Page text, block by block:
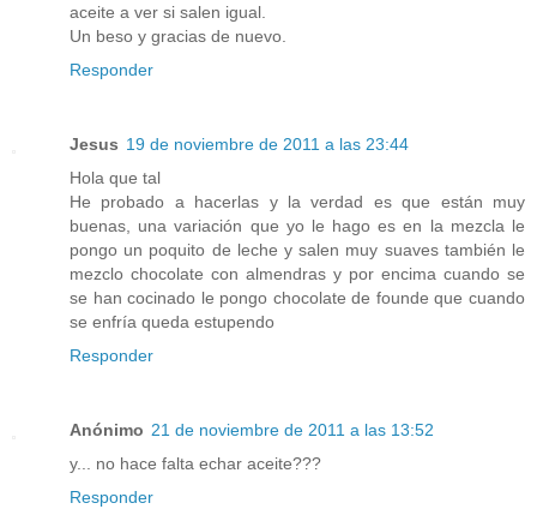
aceite a ver si salen igual.
Un beso y gracias de nuevo.
Responder
Jesus 19 de noviembre de 2011 a las 23:44
Hola que tal
He probado a hacerlas y la verdad es que están muy
buenas, una variación que yo le hago es en la mezcla le
pongo un poquito de leche y salen muy suaves también le
mezclo chocolate con almendras y por encima cuando se
se han cocinado le pongo chocolate de founde que cuando
se enfría queda estupendo
Responder
Anónimo 21 de noviembre de 2011 a las 13:52
y... no hace falta echar aceite???
Responder